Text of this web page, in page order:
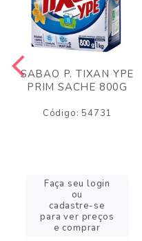
SABAO P. TIXAN YPE
PRIM SACHE 800G
Código: 54731
Faça seu login
ou
cadastre-se
para ver preços
e comprar